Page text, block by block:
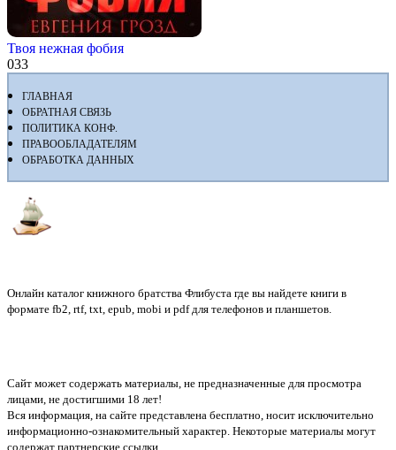
Твоя нежная фобия
033
ГЛАВНАЯ
ОБРАТНАЯ СВЯЗЬ
ПОЛИТИКА КОНФ.
ПРАВООБЛАДАТЕЛЯМ
ОБРАБОТКА ДАННЫХ
Онлайн каталог книжного братства Флибуста где вы найдете книги в
формате fb2, rtf, txt, epub, mobi и pdf для телефонов и планшетов.
Сайт может содержать материалы, не предназначенные для просмотра
лицами, не достигшими 18 лет!
Вся информация, на сайте представлена бесплатно, носит исключительно
информационно-ознакомительный характер. Некоторые материалы могут
содержат партнерские ссылки.